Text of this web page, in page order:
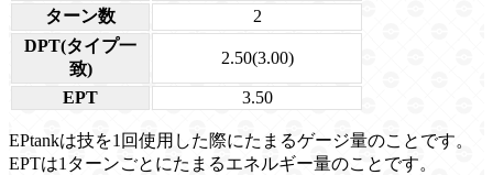
ターン数
2
DPT(タイプ一
致)
2.50(3.00)
EPT 3.50
EPtankは技を1回使用した際にたまるゲージ量のことです。
EPTは1ターンごとにたまるエネルギー量のことです。